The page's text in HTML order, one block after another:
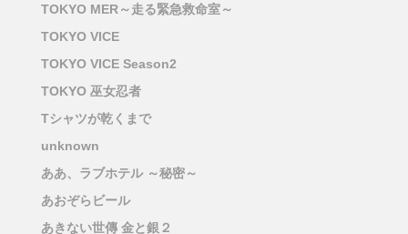
TOKYO MER～走る緊急救命室～
TOKYO VICE
TOKYO VICE Season2
TOKYO 巫女忍者
Tシャツが乾くまで
unknown
ああ、ラブホテル ～秘密～
あおぞらビール
あきない世傳 金と銀２